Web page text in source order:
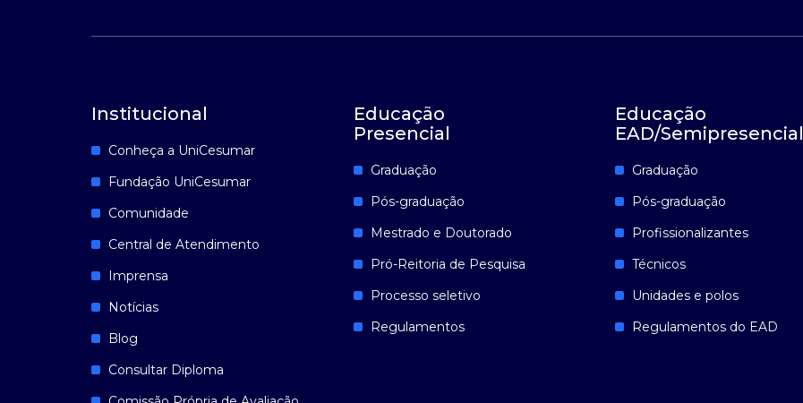
Institucional
Conheça a UniCesumar
Fundação UniCesumar
Comunidade
Central de Atendimento
Imprensa
Notícias
Blog
Consultar Diploma
Educação
Presencial
Graduação
Pós-graduação
Mestrado e Doutorado
Pró-Reitoria de Pesquisa
Processo seletivo
Regulamentos
Educação
EAD/Semipresencial
Graduação
Pós-graduação
Profissionalizantes
Técnicos
Unidades e polos
Regulamentos do EAD